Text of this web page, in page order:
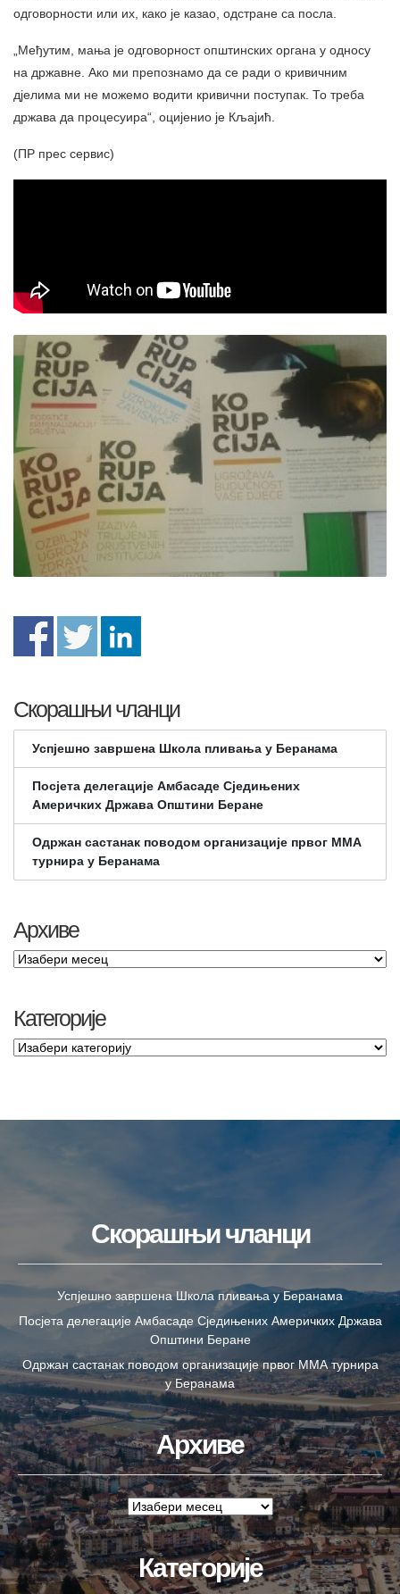
одговорности или их, како је казао, одстране са посла.
„Међутим, мања је одговорност општинских органа у односу
на државне. Ако ми препознамо да се ради о кривичним
дјелима ми не можемо водити кривични поступак. То треба
држава да процесуира“, оцијенио је Кљајић.
(ПР прес сервис)
Скорашњи чланци
Успјешно завршена Школа пливања у Беранама
Посјета делегације Амбасаде Сједињених
Америчких Држава Општини Беране
Одржан састанак поводом организације првог ММА
турнира у Беранама
Архиве
Категорије
Скорашњи чланци
Успјешно завршена Школа пливања у Беранама
Посјета делегације Амбасаде Сједињених Америчких Држава
Општини Беране
Одржан састанак поводом организације првог ММА турнира
у Беранама
Архиве
Категорије